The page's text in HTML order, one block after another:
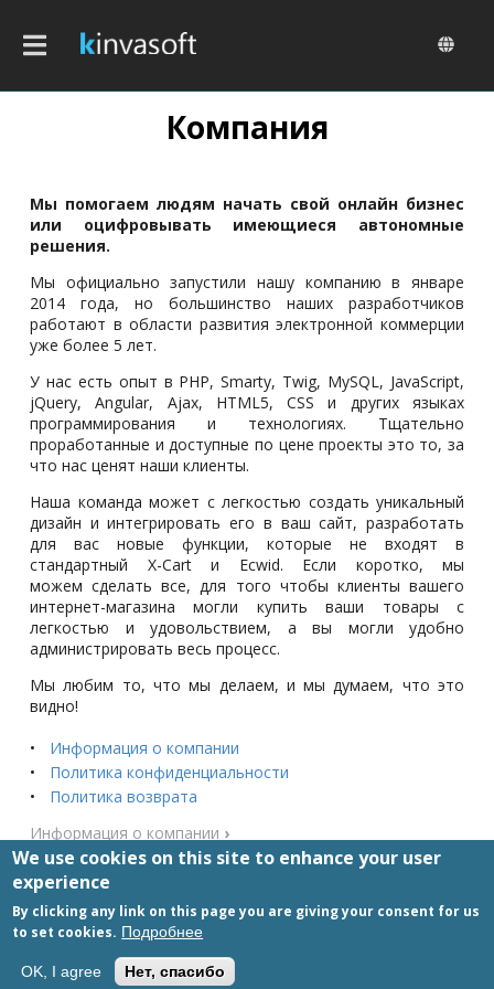
We use cookies on this site to enhance your user
experience
By clicking any link on this page you are giving your consent for us
to set cookies. Подробнее
OK, I agree Нет, спасибо
основному
Компания
Мы помогаем людям начать свой онлайн бизнес
или оцифровывать имеющиеся автономные
решения.
Мы официально запустили нашу компанию в январе
2014 года, но большинство наших разработчиков
работают в области развития электронной коммерции
уже более 5 лет.
У нас есть опыт в PHP, Smarty, Twig, MySQL, JavaScript,
jQuery, Angular, Ajax, HTML5, CSS и других языках
программирования и технологиях. Тщательно
проработанные и доступные по цене проекты это то, за
что нас ценят наши клиенты.
Наша команда может с легкостью создать уникальный
дизайн и интегрировать его в ваш сайт, разработать
для вас новые функции, которые не входят в
стандартный X-Cart и Ecwid. Если коротко, мы
можем сделать все, для того чтобы клиенты вашего
интернет-магазина могли купить ваши товары с
легкостью и удовольствием, а вы могли удобно
администрировать весь процесс.
Мы любим то, что мы делаем, и мы думаем, что это
видно!
Информация о компании
Политика конфиденциальности
Политика возврата
Информация о компании ›
+7-909-00-00-535